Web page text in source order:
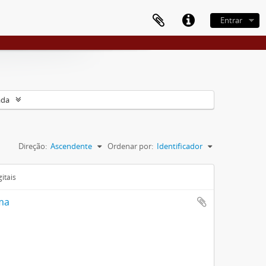
Entrar
Ordenar por: Identificador
Direção: Ascendente